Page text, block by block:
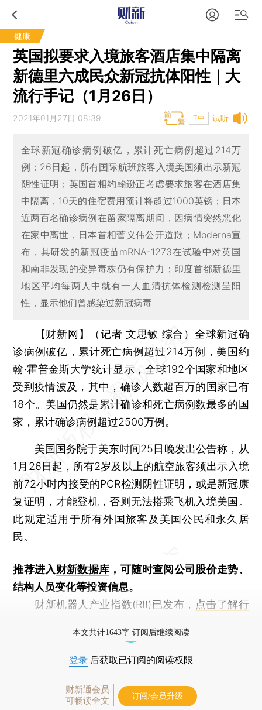
健康
英国拟要求入境旅客酒店集中隔离
新德里六成民众新冠抗体阳性｜大
流行手记（1月26日）
试听
2021年01月27日 08:39 T中
全球新冠确诊病例破亿，累计死亡病例超过214万
例；26日起，所有国际航班旅客入境美国须出示新冠
阴性证明；英国首相约翰逊正考虑要求旅客在酒店集
中隔离，10天的住宿费用预计将超过1000英镑；日本
近两百名确诊病例在留家隔离期间，因病情突然恶化
在家中离世，日本首相菅义伟公开道歉；Moderna宣
布，其研发的新冠疫苗mRNA-1273在试验中对英国
和南非发现的变异毒株仍有保护力；印度首都新德里
地区平均每两人中就有一人血清抗体检测检测呈阳
性，显示他们曾感染过新冠病毒
【财新网】（记者 文思敏 综合） 全球新冠确
诊病例破亿，累计死亡病例超过214万例，美国约
翰·霍普金斯大学统计显示，全球192个国家和地区
受到疫情波及，其中，确诊人数超百万的国家已有
18个。美国仍然是累计确诊和死亡病例数最多的国
家，累计确诊病例超过2500万例。
美国国务院于美东时间25日晚发出公告称，从
1月26日起，所有2岁及以上的航空旅客须出示入境
前72小时内接受的PCR检测阴性证明，或是新冠康
复证明，才能登机，否则无法搭乘飞机入境美国。
此规定适用于所有外国旅客及美国公民和永久居
民。
推荐进入财新数据库 ，可随时查阅公司股价走势、
结构人员变化等投资信息。
财新机器人产业指数(RII)已发布， 点击了解行
本文共计1643字 订阅后继续阅读
登录 后获取已订阅的阅读权限
财新通会员
可畅读全文
订阅/会员升级